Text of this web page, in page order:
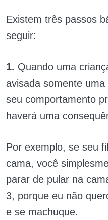
Existem três passos
seguir:
1. Quando uma
avisada somente
seu comportamento
haverá uma
Por exemplo, se seu
cama, você
parar de pular na
3, porque eu não
e se machuque.